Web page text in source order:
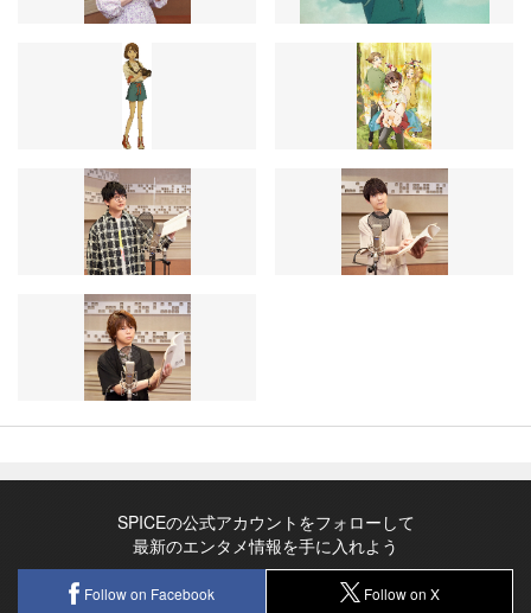
SPICEの公式アカウントをフォローして
最新のエンタメ情報を手に入れよう
Follow on Facebook Follow on X